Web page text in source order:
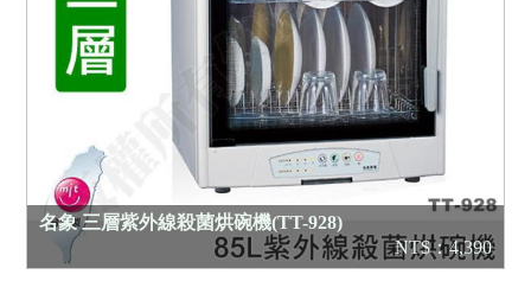
名象 三層紫外線殺菌烘碗機(TT-928)
NT$：4,390